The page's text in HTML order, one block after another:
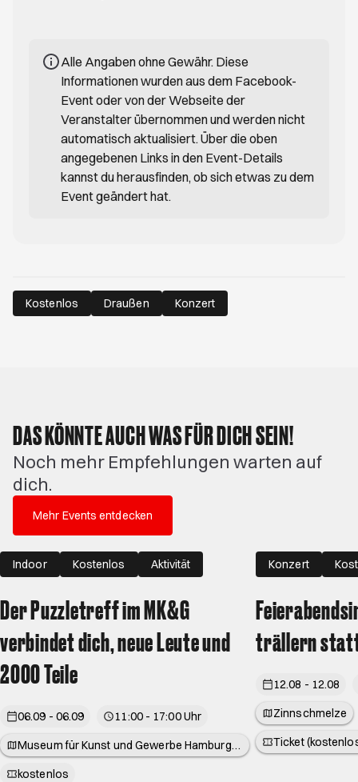
Alle Angaben ohne Gewähr. Diese
Informationen wurden aus dem Facebook-
Event oder von der Webseite der
Veranstalter übernommen und werden nicht
automatisch aktualisiert. Über die oben
angegebenen Links in den Event-Details
kannst du herausfinden, ob sich etwas zu dem
Event geändert hat.
Kostenlos Draußen Konzert
DAS KÖNNTE AUCH WAS FÜR DICH SEIN!
Noch mehr Empfehlungen warten auf
dich.
Mehr Events entdecken
Indoor Kostenlos Aktivität
Der Puzzletreff im MK&G
verbindet dich, neue Leute und
2000 Teile
06.09 - 06.09
11:00 - 17:00 Uhr
Museum für Kunst und Gewerbe Hamburg
(MK&G)
kostenlos
Konzert
trällern
12.08 - 12.08
Zinnschmelze
Ticket